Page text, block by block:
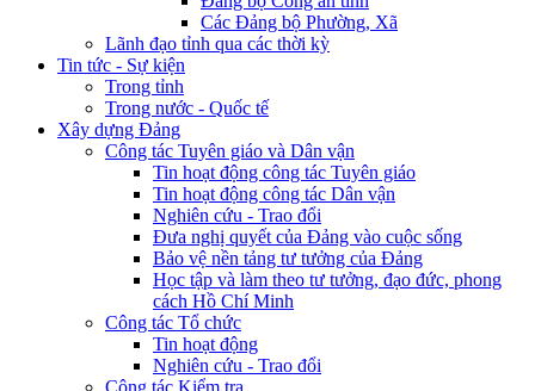
Các Đảng bộ Phường, Xã
Lãnh đạo tỉnh qua các thời kỳ
Tin tức - Sự kiện
Trong tỉnh
Trong nước - Quốc tế
Xây dựng Đảng
Công tác Tuyên giáo và Dân vận
Tin hoạt động công tác Tuyên giáo
Tin hoạt động công tác Dân vận
Nghiên cứu - Trao đổi
Đưa nghị quyết của Đảng vào cuộc sống
Bảo vệ nền tảng tư tưởng của Đảng
Học tập và làm theo tư tưởng, đạo đức, phong
cách Hồ Chí Minh
Công tác Tổ chức
Tin hoạt động
Nghiên cứu - Trao đổi
Công tác Kiểm tra